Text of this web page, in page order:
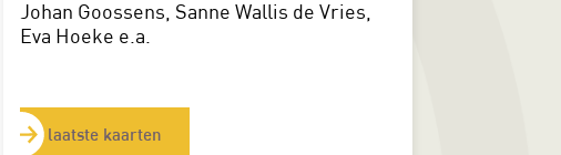
Johan Goossens, Sanne Wallis de Vries,
Eva Hoeke e.a.
laatste kaarten